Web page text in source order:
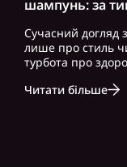
шампунь: за
Сучасний догляд
лише про стиль
турбота про
актуально для
Читати більше